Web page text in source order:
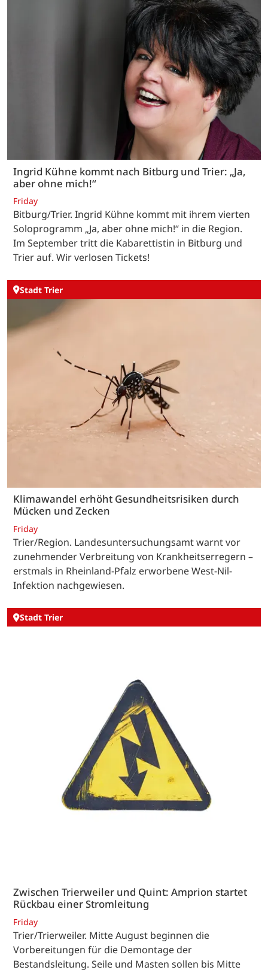
Ingrid Kühne kommt nach Bitburg und Trier: „Ja,
aber ohne mich!“
Friday
Bitburg/Trier. Ingrid Kühne kommt mit ihrem vierten
Soloprogramm „Ja, aber ohne mich!“ in die Region.
Im September tritt die Kabarettistin in Bitburg und
Trier auf. Wir verlosen Tickets!
Stadt Trier
Klimawandel erhöht Gesundheitsrisiken durch
Mücken und Zecken
Friday
Trier/Region. Landesuntersuchungsamt warnt vor
zunehmender Verbreitung von Krankheitserregern –
erstmals in Rheinland-Pfalz erworbene West-Nil-
Infektion nachgewiesen.
Stadt Trier
Zwischen Trierweiler und Quint: Amprion startet
Rückbau einer Stromleitung
Friday
Trier/Trierweiler. Mitte August beginnen die
Vorbereitungen für die Demontage der
Bestandsleitung. Seile und Masten sollen bis Mitte